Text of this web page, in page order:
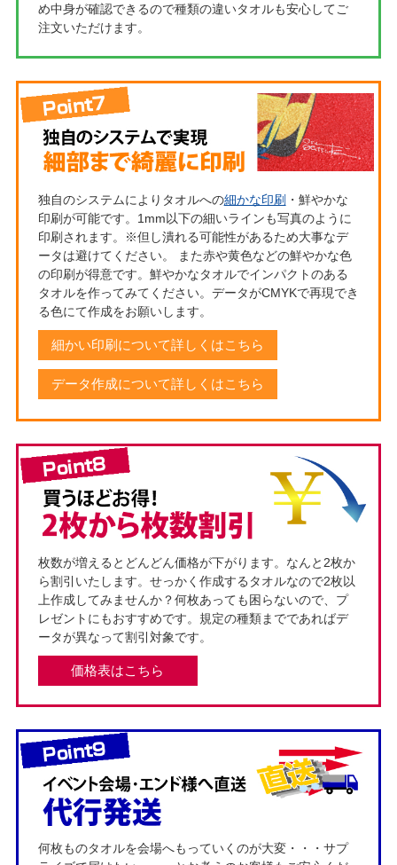
め中身が確認できるので種類の違いタオルも安心してご
注文いただけます。
独自のシステムによりタオルへの細かな印刷 ・鮮やかな
印刷が可能です。1mm以下の細いラインも写真のように
印刷されます。※但し潰れる可能性があるため大事なデ
ータは避けてください。 また赤や黄色などの鮮やかな色
の印刷が得意です。鮮やかなタオルでインパクトのある
タオルを作ってみてください。データがCMYKで再現でき
る色にて作成をお願いします。
細かい印刷について詳しくはこちら
データ作成について詳しくはこちら
枚数が増えるとどんどん価格が下がります。なんと2枚か
ら割引いたします。せっかく作成するタオルなので2枚以
上作成してみませんか？何枚あっても困らないので、プ
レゼントにもおすすめです。規定の種類までであればデ
ータが異なって割引対象です。
価格表はこちら
何枚ものタオルを会場へもっていくのが大変・・・サプ